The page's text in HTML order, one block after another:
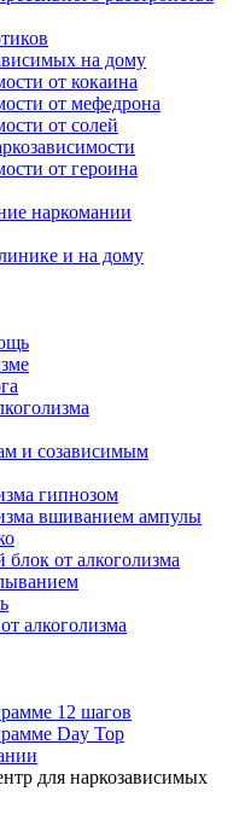
на дому
от кокаина
от мефедрона
от солей
от героина
наркомании
и на дому
и созависимым
гипнозом
вшиванием ампулы
от алкоголизма
алкоголизма
12 шагов
Day Top
для наркозависимых